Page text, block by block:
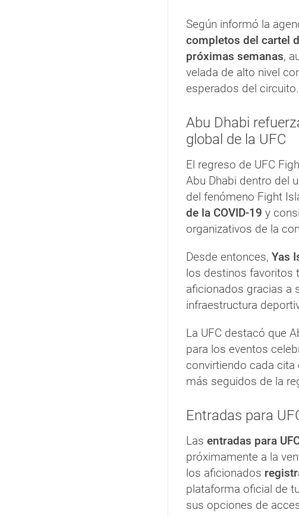
Según informó la
completos del cartel
próximas semanas,
velada de alto nivel
esperados del circuito.
Abu Dhabi
global de la UFC
El regreso de UFC
Abu Dhabi dentro del
del fenómeno Fight
de la COVID-19 y
organizativos de la
Desde entonces, Yas
los destinos favoritos
aficionados gracias a
infraestructura
La UFC destacó que
para los eventos
convirtiendo cada
más seguidos de la
Entradas para
Las entradas para
próximamente a la
los aficionados
plataforma oficial de
sus opciones de